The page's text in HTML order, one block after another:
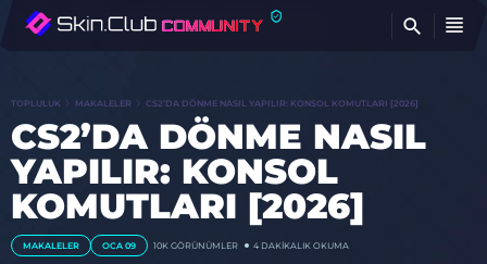
TOPLULUK MAKALELER CS2’DA DÖNME NASIL YAPILIR: KONSOL KOMUTLARI [2026]
CS2’DA DÖNME NASIL
YAPILIR: KONSOL
KOMUTLARI [2026]
MAKALELER OCA 09 10K GÖRÜNÜMLER 4 DAKIKALIK OKUMA